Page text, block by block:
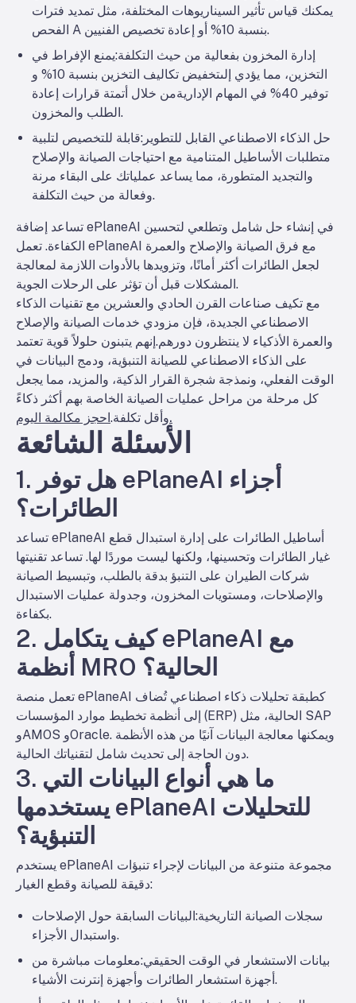
يمكنك قياس تأثير السيناريوهات المختلفة، مثل تمديد فترات
الفحص A بنسبة 10% أو إعادة تخصيص الفنيين.
إدارة المخزون بفعالية من حيث التكلفة:يمنع الإفراط في
التخزين، مما يؤدي إلىتخفيض تكاليف التخزين بنسبة 10%
و
توفير 40% في المهام الإدارية
من خلال أتمتة قرارات إعادة
الطلب والمخزون.
حل الذكاء الاصطناعي القابل للتطوير :قابلة للتخصيص لتلبية
متطلبات الأساطيل المتنامية مع احتياجات الصيانة والإصلاح
والتجديد المتطورة، مما يساعد عملياتك على البقاء مرنة
وفعالة من حيث التكلفة.
تساعد إضافة ePlaneAI في إنشاء حل شامل وتطلعي لتحسين
الكفاءة. تعمل ePlaneAI مع فرق الصيانة والإصلاح والعمرة
لجعل الطائرات أكثر أمانًا، وتزويدها بالأدوات اللازمة لمعالجة
المشكلات قبل أن تؤثر على الرحلات الجوية.
مع تكيف صناعات القرن الحادي والعشرين مع تقنيات الذكاء
الاصطناعي الجديدة، فإن مزودي خدمات الصيانة والإصلاح
والعمرة الأذكياء لا ينتظرون دورهم.إنهم يتبنون حلولاً قوية تعتمد
على الذكاء الاصطناعي للصيانة التنبؤية، ودمج البيانات في
الوقت الفعلي، ونمذجة شجرة القرار الذكية، والمزيد، مما يجعل
كل مرحلة من مراحل عمليات الصيانة الخاصة بهم أكثر ذكاءً
وأقل تكلفة.احجز مكالمة اليوم.
الأسئلة الشائعة
1. هل توفر ePlaneAI أجزاء
الطائرات؟
تساعد ePlaneAI أساطيل الطائرات على إدارة استبدال قطع
غيار الطائرات وتحسينها، ولكنها ليست موردًا لها. تساعد تقنيتها
شركات الطيران على التنبؤ بدقة بالطلب، وتبسيط الصيانة
والإصلاحات، ومستويات المخزون، وجدولة عمليات الاستبدال
بكفاءة.
2. كيف يتكامل ePlaneAI مع
أنظمة MRO الحالية؟
تعمل منصة ePlaneAI كطبقة تحليلات ذكاء اصطناعي تُضاف
إلى أنظمة تخطيط موارد المؤسسات (ERP) الحالية، مثل SAP
وAMOS وOracle. ويمكنها معالجة البيانات آنيًا من هذه الأنظمة
دون الحاجة إلى تحديث شامل لتقنياتك الحالية.
3. ما هي أنواع البيانات التي
يستخدمها ePlaneAI للتحليلات
التنبؤية؟
يستخدم ePlaneAI مجموعة متنوعة من البيانات لإجراء تنبؤات
دقيقة للصيانة وقطع الغيار:
سجلات الصيانة التاريخية:البيانات السابقة حول الإصلاحات
واستبدال الأجزاء.
بيانات الاستشعار في الوقت الحقيقي:معلومات مباشرة من
أجهزة استشعار الطائرات وأجهزة إنترنت الأشياء.